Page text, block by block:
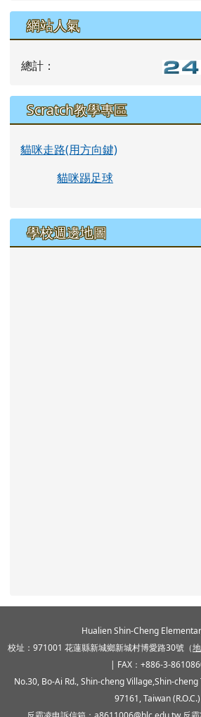
網站人氣
總計：
Scratch教學專區
貓咪走路(用方向鍵)
貓咪踢足球
學校週邊地圖
Hualien Shin-Cheng
校址：971001 花蓮縣新城鄉新城村博愛路30號（
| FAX：+886-3-
No.30, Bo-Ai Rd., Shin-cheng Village,Shin-
97161, Taiwan (R.O.C.)